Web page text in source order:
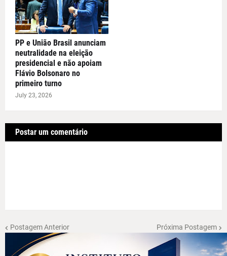
PP e União Brasil anunciam
neutralidade na eleição
presidencial e não apoiam
Flávio Bolsonaro no
primeiro turno
July 23, 2026
Postar um comentário
Postagem Anterior Próxima Postagem